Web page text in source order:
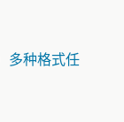
多种格式任